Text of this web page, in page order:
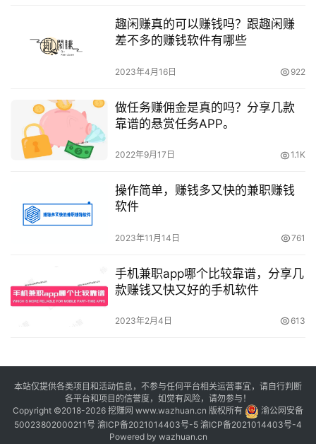
趣闲赚真的可以赚钱吗？跟趣闲赚
差不多的赚钱软件有哪些
2023年4月16日 922
做任务赚佣金是真的吗？分享几款
靠谱的悬赏任务APP。
2022年9月17日 1.1K
操作简单，赚钱多又快的兼职赚钱
软件
2023年11月14日 761
手机兼职app哪个比较靠谱，分享几
款赚钱又快又好的手机软件
2023年2月4日 613
本站仅提供各类项目和活动信息，不参与任何平台相关运营事宜，请自行判断
各平台和项目的信誉度，如觉有风险，请勿参与！
Copyright ©2018-2026 挖赚网 www.wazhuan.cn 版权所有
渝公网安备
50023802000211号 渝ICP备2021014403号-5 渝ICP备2021014403号-4
Powered by wazhuan.cn